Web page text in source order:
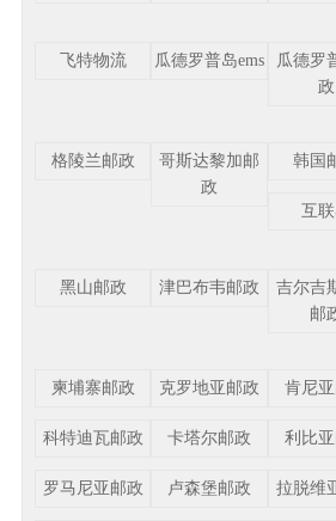
飞特物流 瓜德罗普岛ems
瓜德罗
政
格陵兰邮政
哥斯达黎加邮
政
韩国
互
黑山邮政 津巴布韦邮政
吉尔吉
邮
柬埔寨邮政 克罗地亚邮政 肯尼
科特迪瓦邮政 卡塔尔邮政 利比
罗马尼亚邮政 卢森堡邮政 拉脱维